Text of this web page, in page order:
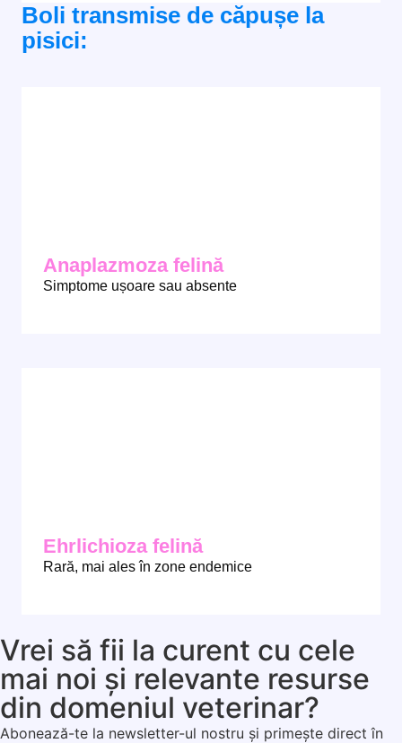
Boli transmise de căpușe la
pisici:
Anaplazmoza felină
Simptome ușoare sau absente
Ehrlichioza felină
Rară, mai ales în zone endemice
Vrei să fii la curent cu cele
mai noi și relevante resurse
din domeniul veterinar?
Abonează-te la newsletter-ul nostru și primește direct în